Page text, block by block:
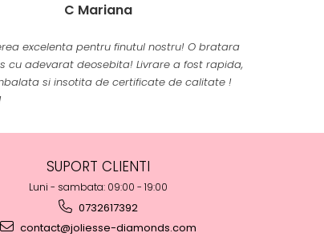
C Mariana
excelenta pentru finutul nostru! O bratara
cu adevarat deosebita! Livrare a fost rapida,
si insotita de certificate de calitate !
SUPORT CLIENTI
Luni - sambata: 09:00 - 19:00
0732617392
contact@joliesse-diamonds.com